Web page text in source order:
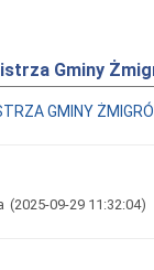
Gminy
GMINY
(2025-09-29 11:32:04)